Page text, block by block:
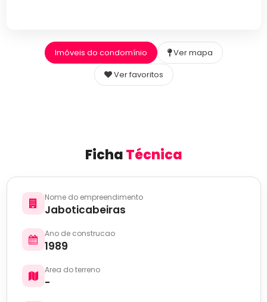
Imóveis do condomínio
Ver mapa
Ver favoritos
FichaTécnica
Nome do empreendimento
Jaboticabeiras
Ano de construcao
1989
Area do terreno
-